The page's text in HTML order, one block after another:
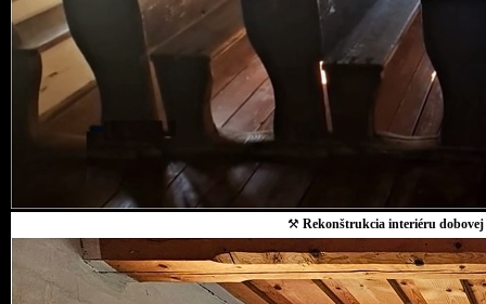
⚒ Rekonštrukcia interiéru